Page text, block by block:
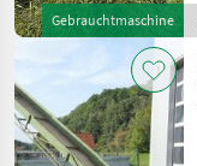
Gebrauchtmaschine